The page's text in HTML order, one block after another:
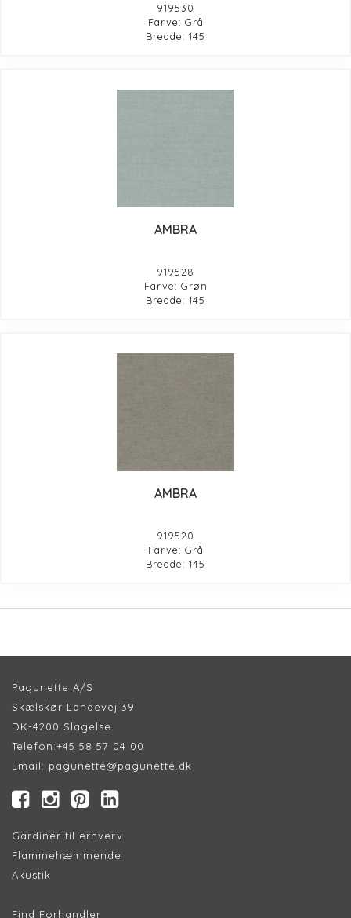
919530
Farve: Grå
Bredde: 145
AMBRA
919528
Farve: Grøn
Bredde: 145
AMBRA
919520
Farve: Grå
Bredde: 145
Pagunette A/S
Skælskør Landevej 39
DK-4200 Slagelse
Telefon:+45 58 57 04 00
Email: pagunette@pagunette.dk
Gardiner til erhverv
Flammehæmmende
Akustik
Find Forhandler